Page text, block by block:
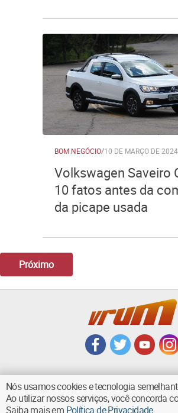
BOM NEGÓCIO/10 DE MARÇO DE 2024
Volkswagen Saveiro
10 fatos antes da
da picape usada
Próximo
VOLTAR AO TOPO
Nós usamos cookies e tecnologia
Ao utilizar nossos serviços, você concorda
Saiba mais em Política de Privacidade.